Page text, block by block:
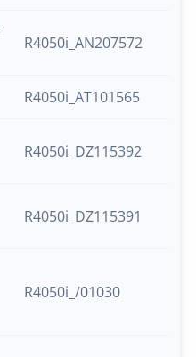
R4050i_AN207572
R4050i_AT101565
R4050i_DZ115392
R4050i_DZ115391
R4050i_/01030